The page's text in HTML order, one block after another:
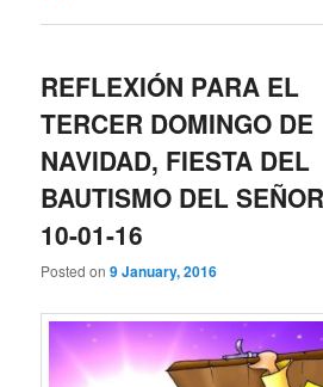
REFLEXIÓN PARA EL
TERCER DOMINGO DE
NAVIDAD, FIESTA DEL
BAUTISMO DEL
10-01-16
Posted on9 January, 2016